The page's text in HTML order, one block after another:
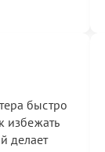
быстро
избежать
делает